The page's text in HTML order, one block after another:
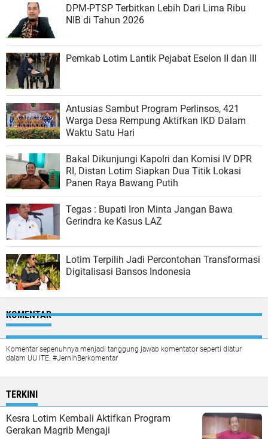
DPM-PTSP Terbitkan Lebih Dari Lima Ribu
NIB di Tahun 2026
Pemkab Lotim Lantik Pejabat Eselon II dan III
Antusias Sambut Program Perlinsos, 421
Warga Desa Rempung Aktifkan IKD Dalam
Waktu Satu Hari
Bakal Dikunjungi Kapolri dan Komisi IV DPR
RI, Distan Lotim Siapkan Dua Titik Lokasi
Panen Raya Bawang Putih
Tegas : Bupati Iron Minta Jangan Bawa
Gerindra ke Kasus LAZ
Lotim Terpilih Jadi Percontohan Transformasi
Digitalisasi Bansos Indonesia
KOMENTAR
Komentar sepenuhnya menjadi tanggung jawab komentator seperti diatur
dalam UU ITE. #JernihBerkomentar
TERKINI
Kesra Lotim Kembali Aktifkan Program
Gerakan Magrib Mengaji